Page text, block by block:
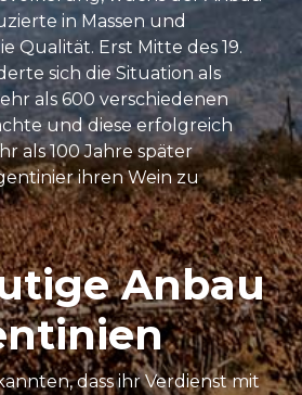
in Massen und
Qualität. Erst Mitte des 19.
sich die Situation als
als 600 verschiedenen
und diese erfolgreich
als 100 Jahre später
ihren Wein zu
Anbau
dass ihr Verdienst mit